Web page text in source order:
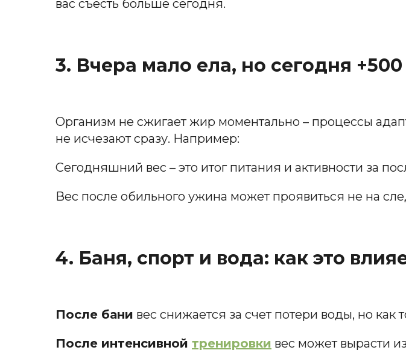
вас съесть больше сегодня.
3. Вчера мало ела, но сегодня +500
Организм не сжигает жир моментально – процессы
не исчезают сразу. Например:
Сегодняшний вес – это итог питания и активности за
Вес после обильного ужина может проявиться не на
4. Баня, спорт и вода: как это
После бани вес снижается за счет потери воды, но как
После интенсивной тренировки вес может вырасти